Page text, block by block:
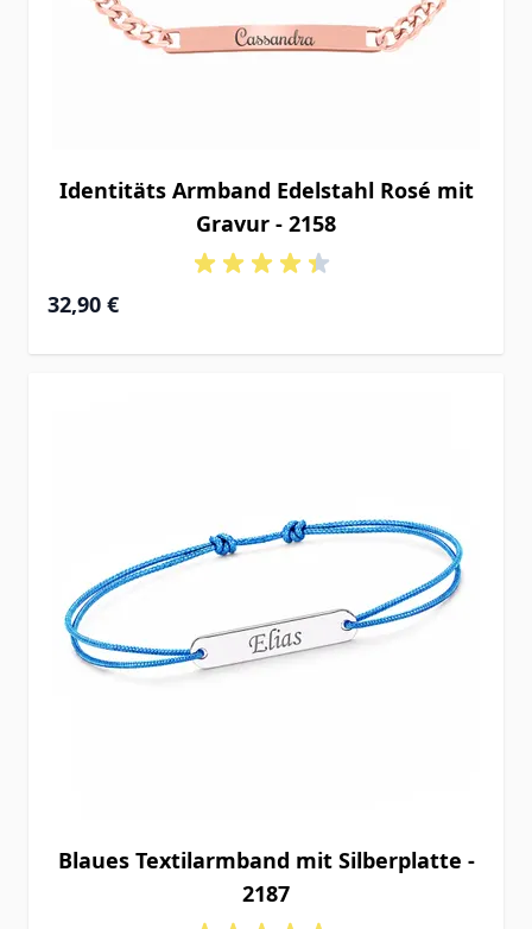
Identitäts Armband Edelstahl Rosé mit
Gravur - 2158
32,90 €
Blaues Textilarmband mit Silberplatte -
2187